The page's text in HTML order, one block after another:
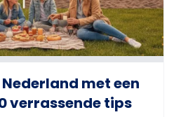
met een
verrassende tips